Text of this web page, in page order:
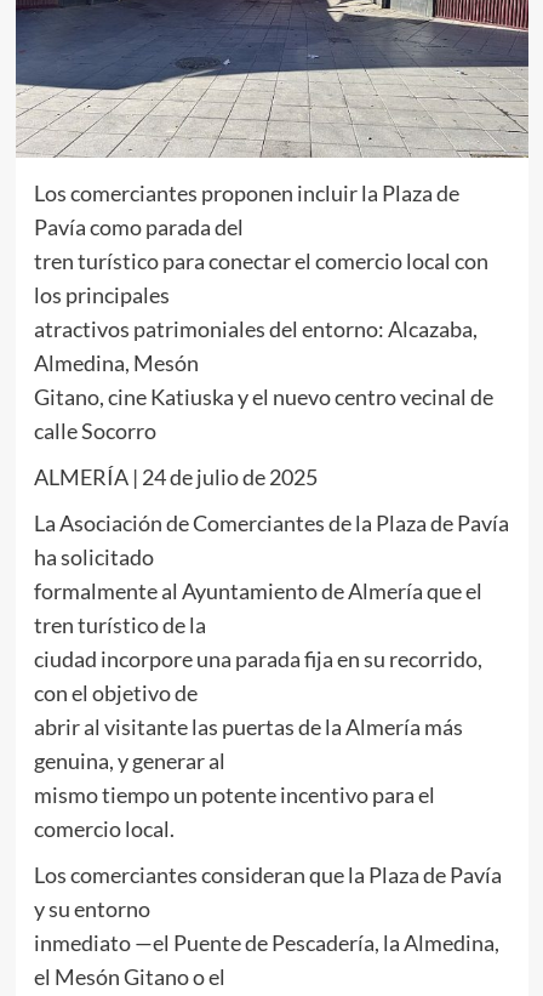
Los comerciantes proponen incluir la Plaza de
Pavía como parada del
tren turístico para conectar el comercio local con
los principales
atractivos patrimoniales del entorno: Alcazaba,
Almedina, Mesón
Gitano, cine Katiuska y el nuevo centro vecinal de
calle Socorro
ALMERÍA | 24 de julio de 2025
La Asociación de Comerciantes de la Plaza de Pavía
ha solicitado
formalmente al Ayuntamiento de Almería que el
tren turístico de la
ciudad incorpore una parada fija en su recorrido,
con el objetivo de
abrir al visitante las puertas de la Almería más
genuina, y generar al
mismo tiempo un potente incentivo para el
comercio local.
Los comerciantes consideran que la Plaza de Pavía
y su entorno
inmediato —el Puente de Pescadería, la Almedina,
el Mesón Gitano o el